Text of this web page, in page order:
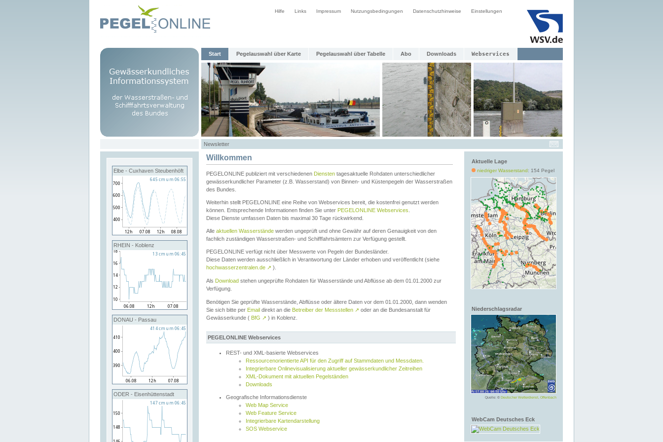
Hilfe Links Impressum Nutzungsbedingungen Datenschutzhinweise Einstellungen
Start Pegelauswahl über Karte Pegelauswahl über Tabelle Abo Downloads Webservices
Newsletter
Elbe - Cuxhaven Steubenhöft
RHEIN - Koblenz
DONAU - Passau
ODER - Eisenhüttenstadt
Aktuelle Lage
niedriger Wasserstand: 154 Pegel
Niederschlagsradar
Quelle: © Deutscher Wetterdienst, Offenbach
WebCam Deutsches Eck
Willkommen
PEGELONLINE publiziert mit verschiedenen Diensten tagesaktuelle Rohdaten unterschiedlicher
gewässerkundlicher Parameter (z.B. Wasserstand) von Binnen- und Küstenpegeln der Wasserstraßen
des Bundes.
Weiterhin stellt PEGELONLINE eine Reihe von Webservices bereit, die kostenfrei genutzt werden
können. Entsprechende Informationen finden Sie unter PEGELONLINE Webservices
Diese Dienste umfassen Daten bis maximal 30 Tage rückwirkend.
Alle aktuellen Wasserstände werden ungeprüft und ohne Gewähr auf deren Genauigkeit von den
fachlich zuständigen Wasserstraßen- und Schifffahrtsämtern zur Verfügung gestellt.
PEGELONLINE verfügt nicht über Messwerte von Pegeln der Bundesländer.
Diese Daten werden ausschließlich in Verantwortung der Länder erhoben und veröffentlicht (siehe
hochwasserzentralen.de ↗ ).
Als Download stehen ungeprüfte Rohdaten für Wasserstände und Abflüsse ab dem 01.01.2000 zur
Verfügung.
Benötigen Sie geprüfte Wasserstände, Abflüsse oder ältere Daten vor dem 01.01.2000, dann wenden
Sie sich bitte per Email direkt an die Betreiber der Messstellen ↗ oder an die Bundesanstalt für
Gewässerkunde ( BfG ↗ ) in Koblenz.
PEGELONLINE Webservices
REST- und XML-basierte Webservices
Ressourcenorientierte API für den Zugriff auf Stammdaten und Messdaten.
Integrierbare Onlinevisualisierung aktueller gewässerkundlicher Zeitreihen
XML-Dokument mit aktuellen Pegelständen
Downloads
Geografische Informationsdienste
Web Map Service
Web Feature Service
Integrierbare Kartendarstellung
SOS Webservice